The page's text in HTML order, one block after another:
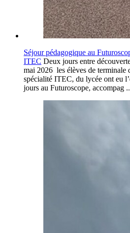
Séjour pédagogique au
ITEC Deux jours entre
mai 2026 les élèves de terminale
spécialité ITEC, du lycée ont eu
jours au Futuroscope, accompag